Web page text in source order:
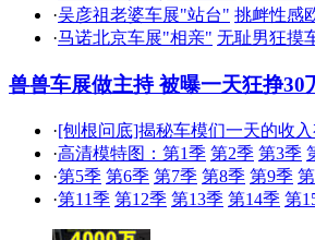
·吴彦祖老婆车展"站台" 挑衅性感
·马诺北京车展"相亲" 无耻男狂摸
兽兽车展做主持 被曝一天狂挣30
·[刨根问底]揭秘车模们一天的收
·高清模特图：第1季 第2季 第3季
·第5季 第6季 第7季 第8季 第9季
·第11季 第12季 第13季 第14季 第